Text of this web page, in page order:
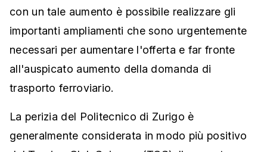
con un tale aumento è possibile realizzare gli
importanti ampliamenti che sono urgentemente
necessari per aumentare l'offerta e far fronte
all'auspicato aumento della domanda di
trasporto ferroviario.
La perizia del Politecnico di Zurigo è
generalmente considerata in modo più positivo